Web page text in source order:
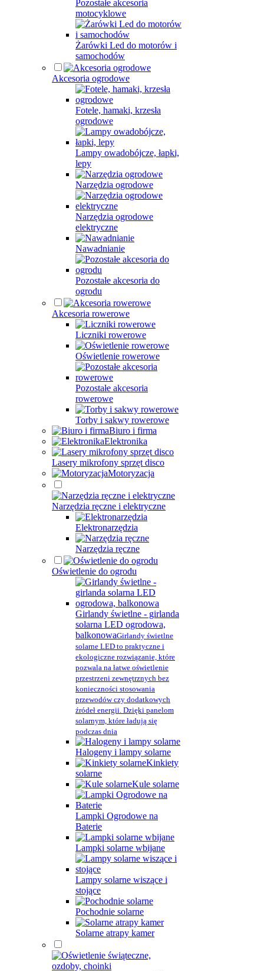
Pozostałe akcesoria
motocyklowe
Żarówki Led do motorów i
samochodów
Akcesoria ogrodowe
Fotele, hamaki, krzesła
ogrodowe
Lampy owadobójcze, łapki,
lepy
Narzędzia ogrodowe
Narzędzia ogrodowe
elektryczne
Nawadnianie
Pozostałe akcesoria do
ogrodu
Akcesoria rowerowe
Liczniki rowerowe
Oświetlenie rowerowe
Pozostałe akcesoria
rowerowe
Torby i sakwy rowerowe
Biuro i firma
Elektronika
Lasery mikrofony sprzęt disco
Motoryzacja
Narzędzia ręczne i elektryczne
Elektronarzędzia
Narzędzia ręczne
Oświetlenie do ogrodu
Girlandy świetlne - girlanda
solarna LED ogrodowa,
balkonowaGirlandy świetlne
solarne LED to praktyczne i
ekologiczne rozwiązanie, które
pozwala na łatwe oświetlenie
przestrzeni zewnętrznych bez
konieczności stosowania
przewodów czy dodatkowych
źródeł energii. Dzięki panelom
solarnym, które ładują się
podczas dnia
Halogeny i lampy solarne
Kinkiety
solarne
Kule solarne
Lampki Ogrodowe na
Baterie
Lampki solarne wbijane
Lampy solarne wiszące i
stojące
Pochodnie solarne
Solarne atrapy kamer